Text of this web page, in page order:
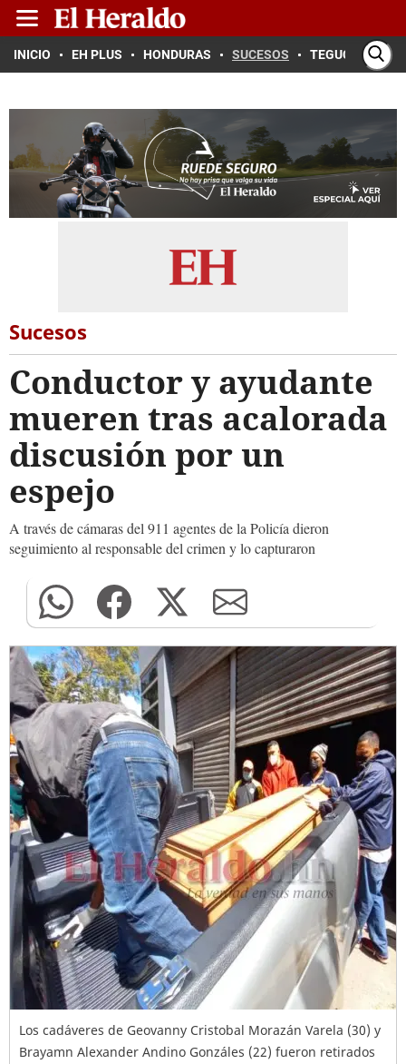
INICIO EH PLUS HONDURAS SUCESOS TEGUCIGALPA
Sucesos
Conductor y ayudante
mueren tras acalorada
discusión por un
espejo
A través de cámaras del 911 agentes de la Policía dieron
seguimiento al responsable del crimen y lo capturaron
Los cadáveres de Geovanny Cristobal Morazán Varela (30) y
Brayamn Alexander Andino Gonzáles (22) fueron retirados